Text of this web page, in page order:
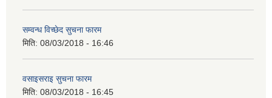
सम्वन्ध विच्छेद सुचना फारम
मिति: 08/03/2018 - 16:46
वसाइसराइ सुचना फारम
मिति: 08/03/2018 - 16:45